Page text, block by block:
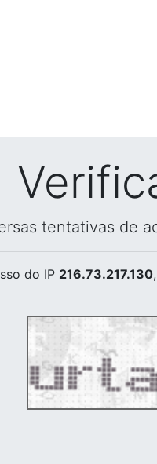
tentativas de
do IP 216.73.217.130